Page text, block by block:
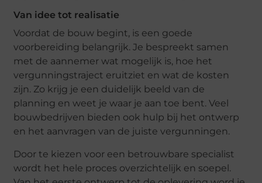
Van idee tot realisatie
Voordat de bouw begint, is een goede
voorbereiding belangrijk. Je bespreekt samen
met de aannemer wat mogelijk is, hoe het
vergunningstraject eruitziet en wat de kosten
zijn. Zo krijg je een duidelijk beeld van de
planning en weet je waar je aan toe bent. Veel
bouwbedrijven bieden ook hulp bij het ontwerp
en het aanvragen van de juiste vergunningen.
Door te kiezen voor een betrouwbare specialist
wordt het hele proces overzichtelijk en soepel.